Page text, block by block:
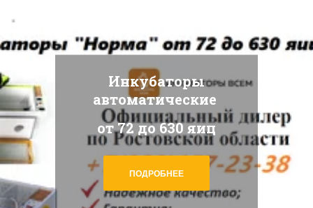
Инкубаторы
автоматические
от 72 до 630 яиц
ПОДРОБНЕЕ